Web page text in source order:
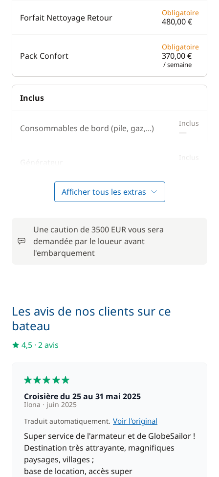
Forfait Nettoyage Retour Obligatoire
480,00 €
Pack Confort
Obligatoire
370,00 €
/ semaine
Inclus
Consommables de bord (pile, gaz,...) Inclus
—
Générateur Inclus
Parking Voitures
Literie
Serviettes Inclus dans le pack confort
En option
Animaux de compagnie
Afficher tous les extras
Une caution de 3500 EUR vous sera
demandée par le loueur avant
l'embarquement
Les avis de nos clients sur ce
bateau
4,5 · 2 avis
Croisière du 25 au 31 mai 2025
Ilona
juin 2025
Traduit automatiquement. Voir l'original
Super service de l'armateur et de GlobeSailor !
Destination très attrayante, magnifiques
paysages, villages ;
base de location, accès super